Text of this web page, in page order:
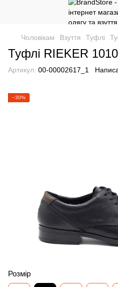
Чоловікам Взуття Туфлі
Туфлі RIEKER
Артикул: 00-00002617_1
−30%
Розмір